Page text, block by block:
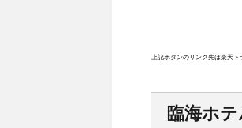
上記ボタンのリンク先は楽天ト
臨海ホ